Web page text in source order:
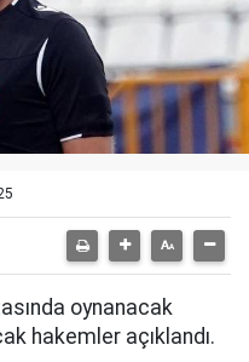
oynanacak
hakemler açıklandı.